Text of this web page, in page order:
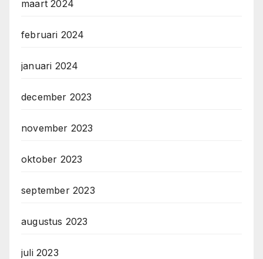
maart 2024
februari 2024
januari 2024
december 2023
november 2023
oktober 2023
september 2023
augustus 2023
juli 2023